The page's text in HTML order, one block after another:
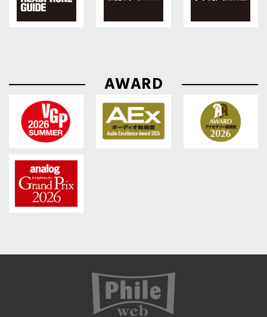
AWARD